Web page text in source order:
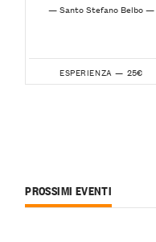
— Santo Stefano Belbo —
ESPERIENZA — 25€
PROSSIMI EVENTI